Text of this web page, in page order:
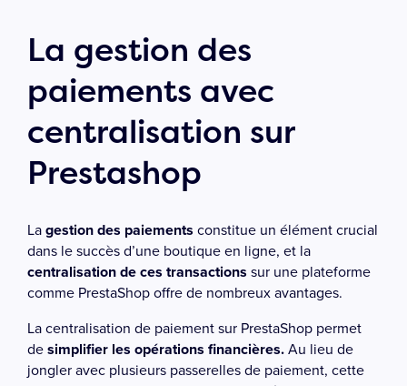
La gestion des
paiements avec
centralisation sur
Prestashop
Lagestion des paiements constitue un élément crucial
dans le succès d’une boutique en ligne, et la
centralisation de ces transactions sur une plateforme
comme PrestaShop offre de nombreux avantages.
La centralisation de paiement sur PrestaShop permet
desimplifier les opérations financières.Au lieu de
jongler avec plusieurs passerelles de paiement, cette